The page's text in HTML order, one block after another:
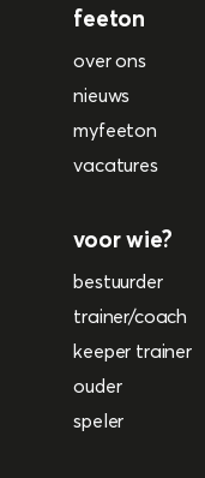
feeton
over ons
nieuws
myfeeton
vacatures
voor wie?
bestuurder
trainer/coach
keeper trainer
ouder
speler